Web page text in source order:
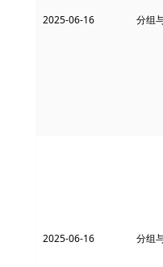
2025-06-16 分组
2025-06-16 分组